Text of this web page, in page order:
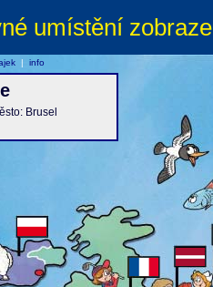
umístění
Brusel
| info